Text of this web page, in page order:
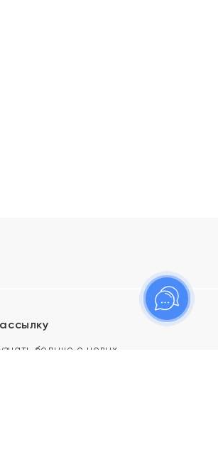
больше о новых